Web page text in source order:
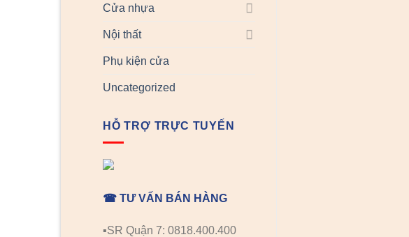
Cửa nhựa
Nội thất
Phụ kiện cửa
Uncategorized
HỖ TRỢ TRỰC TUYẾN
☎ TƯ VẤN BÁN HÀNG
▪️SR Quận 7: 0818.400.400